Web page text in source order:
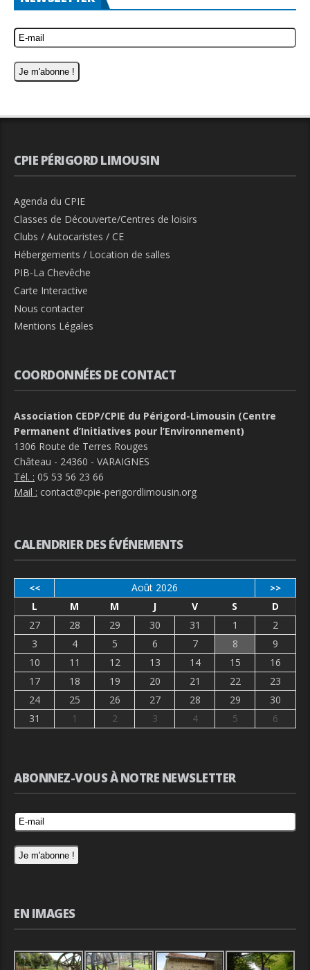
CPIE PÉRIGORD LIMOUSIN
Agenda du CPIE
Classes de Découverte/Centres de loisirs
Clubs / Autocaristes / CE
Hébergements / Location de salles
PIB-La Chevêche
Carte Interactive
Nous contacter
Mentions Légales
COORDONNÉES DE CONTACT
Association CEDP/CPIE du Périgord-Limousin (Centre
Permanent d’Initiatives pour l’Environnement)
1306 Route de Terres Rouges
Château - 24360 - VARAIGNES
Tél. : 05 53 56 23 66
Mail : contact@cpie-perigordlimousin.org
CALENDRIER DES ÉVÉNEMENTS
<< Août 2026 >>
L M M J V S
D
27
28 29 30 31 1
2
3
4 5 6 7 8
9
10
11 12 13 14 15
16
17
18 19 20 21 22
23
24
25 26 27 28 29
30
31
1 2 3 4 5 6
ABONNEZ-VOUS À NOTRE NEWSLETTER
EN IMAGES